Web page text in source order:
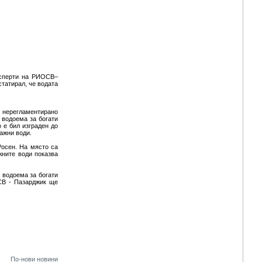
на РИОСВ–
че водата
за богати
е бил изграден до
води.
На място са
води показва
за богати
- Пазарджик ще
По-нови новини